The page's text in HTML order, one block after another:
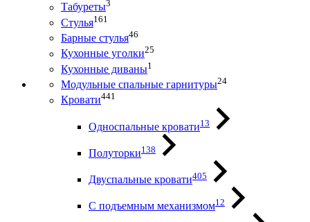
Табуреты3
Стулья161
Барные стулья46
Кухонные уголки25
Кухонные диваны1
Модульные спальные гарнитуры24
Кровати441
Односпальные кровати13
Полуторки138
Двуспальные кровати405
С подъемным механизмом12